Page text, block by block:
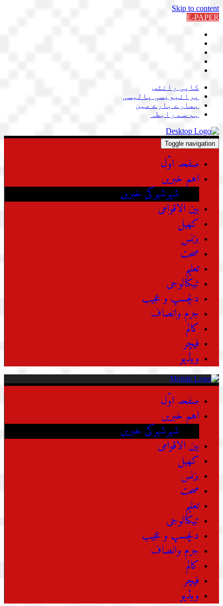
Skip to content
E-PAPER
کاپی رائٹس
پرائیویسی پالیسی
ہمارے بارے میں
ہم سے رابطہ
Toggle navigation
صفحہ اوّل
اہم خبریں
شہرشہرکی خبریں
بین الاقوامی
کھیل
بزنس
صحت
تعلیم
ٹیکنالوجی
دلچسپ و عجیب
جرم وانصاف
کالم
فیچر
ویڈیو
صفحہ اوّل
اہم خبریں
شہرشہرکی خبریں
بین الاقوامی
کھیل
بزنس
صحت
تعلیم
ٹیکنالوجی
دلچسپ و عجیب
جرم وانصاف
کالم
فیچر
ویڈیو